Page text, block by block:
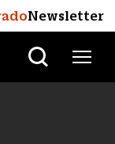
Newsletter